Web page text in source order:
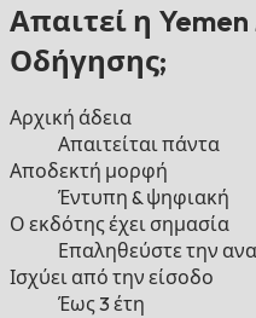
Απαιτεί η
Οδήγησης;
Αρχική άδεια
Απαιτείται πάντα
Αποδεκτή μορφή
Έντυπη & ψηφιακή
Ο εκδότης έχει σημασία
Επαληθεύστε την
Ισχύει από την είσοδο
Έως 3 έτη